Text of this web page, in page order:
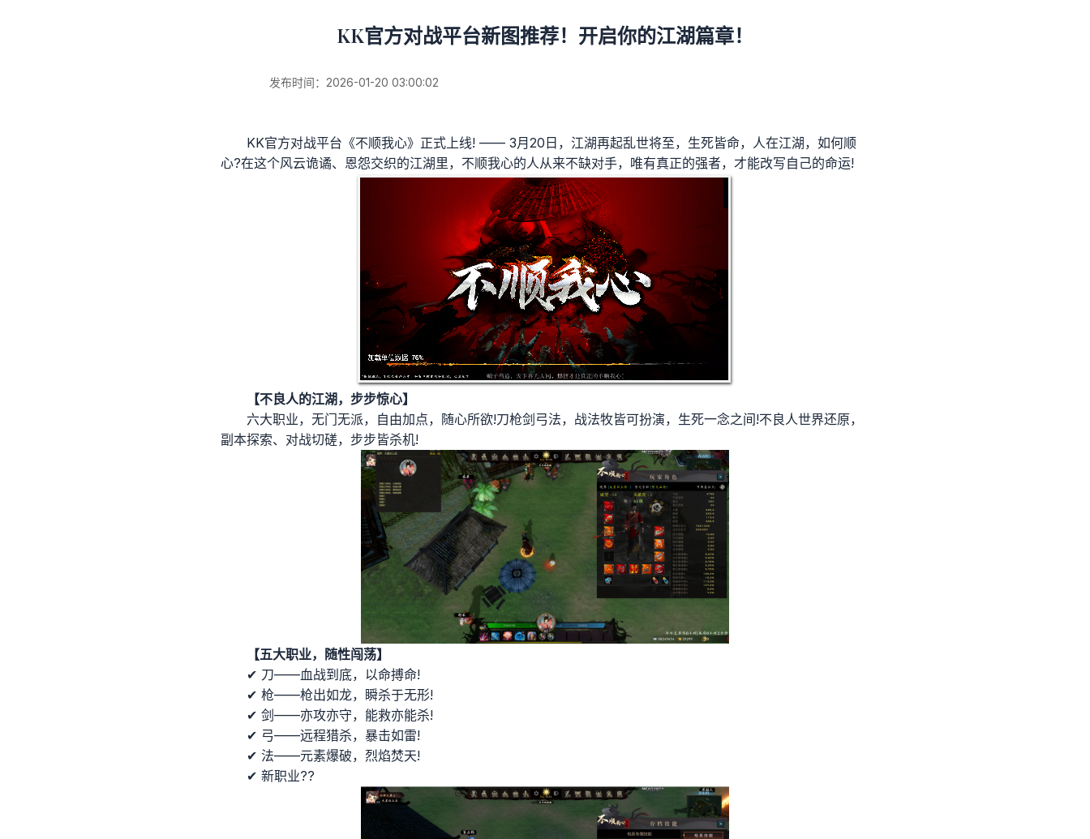
KK官方对战平台新图推荐！开启你的江湖篇章！
发布时间：2026-01-20 03:00:02
KK官方对战平台《不顺我心》正式上线! —— 3月20日，江湖再起乱世将至，生死皆命，人在江湖，如何顺
心?在这个风云诡谲、恩怨交织的江湖里，不顺我心的人从来不缺对手，唯有真正的强者，才能改写自己的命运!
【不良人的江湖，步步惊心】
六大职业，无门无派，自由加点，随心所欲!刀枪剑弓法，战法牧皆可扮演，生死一念之间!不良人世界还原，
副本探索、对战切磋，步步皆杀机!
【五大职业，随性闯荡】
✔ 刀——血战到底，以命搏命!
✔ 枪——枪出如龙，瞬杀于无形!
✔ 剑——亦攻亦守，能救亦能杀!
✔ 弓——远程猎杀，暴击如雷!
✔ 法——元素爆破，烈焰焚天!
✔ 新职业??